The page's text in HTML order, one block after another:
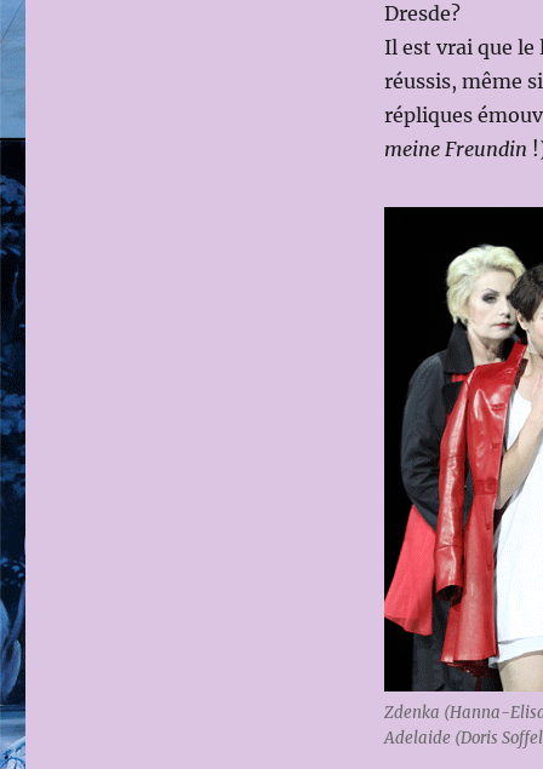
Dresde?
Il est vrai que le
réussis, même
répliques
meine Freundin
Zdenka (Hanna-
Adelaide (Doris